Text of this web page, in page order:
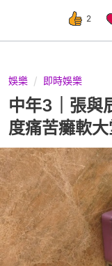
2
娛樂 即時娛樂
中年3｜張
度痛苦癱軟